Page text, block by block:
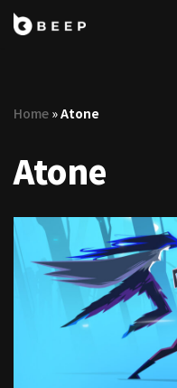
ン
へ
ス
ッ
プ
Home »Atone
Atone